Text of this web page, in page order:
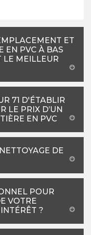
ET
EN PVC À BAS
LE MEILLEUR
71 D'ÉTABLIR
LE PRIX D’UN
EN PVC
DE
POUR
VOTRE
?